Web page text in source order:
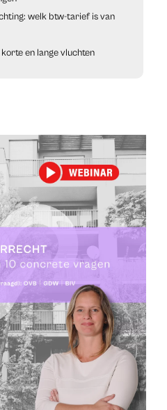
welk btw-tarief is van
en lange vluchten